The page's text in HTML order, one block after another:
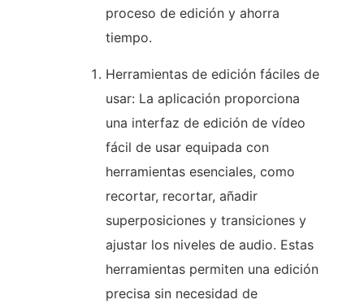
proceso de edición y ahorra
tiempo.
Herramientas de edición fáciles de
usar: La aplicación proporciona
una interfaz de edición de vídeo
fácil de usar equipada con
herramientas esenciales, como
recortar, recortar, añadir
superposiciones y transiciones y
ajustar los niveles de audio. Estas
herramientas permiten una edición
precisa sin necesidad de